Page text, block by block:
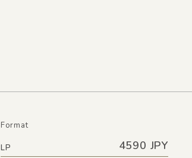
Format
LP 4590 JPY